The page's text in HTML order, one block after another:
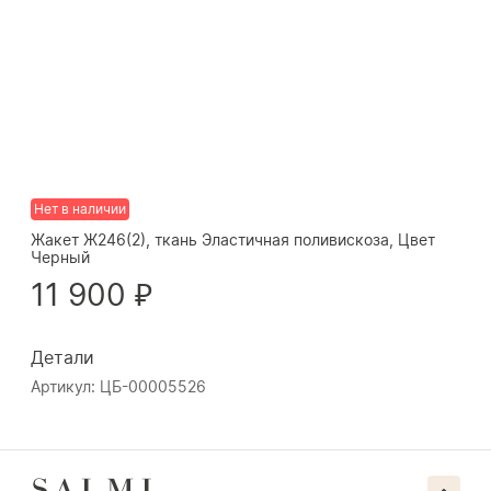
Нет в наличии
Жакет Ж246(2), ткань Эластичная поливискоза, Цвет
Черный
11 900 ₽
Детали
Артикул: ЦБ-00005526